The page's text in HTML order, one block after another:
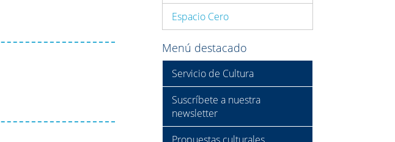
Espacio Cero
Menú destacado
Servicio de Cultura
Suscríbete a nuestra
newsletter
Propuestas culturales